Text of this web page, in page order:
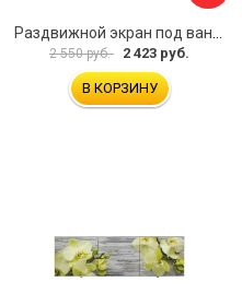
2 550 руб. 2 423 руб.
В КОРЗИНУ